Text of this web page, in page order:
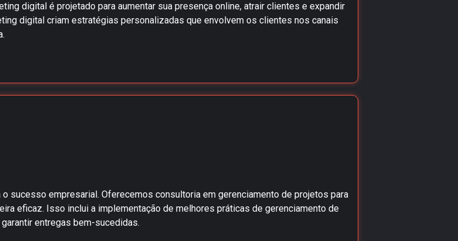
digital é projetado para aumentar sua presença online, atrair clientes e expandir
digital criam estratégias personalizadas que envolvem os clientes nos canais
sucesso empresarial. Oferecemos consultoria em gerenciamento de projetos para
eficaz. Isso inclui a implementação de melhores práticas de gerenciamento de
entregas bem-sucedidas.